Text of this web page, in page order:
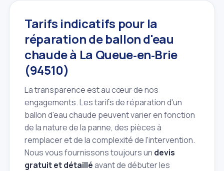
Tarifs indicatifs pour la
réparation de ballon d'eau
chaude à La Queue‑en‑Brie
(94510)
La transparence est au cœur de nos
engagements. Les tarifs de réparation d'un
ballon d'eau chaude peuvent varier en fonction
de la nature de la panne, des pièces à
remplacer et de la complexité de l'intervention.
Nous vous fournissons toujours un devis
gratuit et détailléavant de débuter les